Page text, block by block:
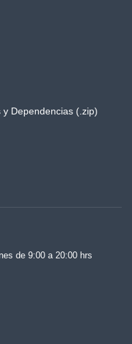
Dependencias (.zip)
de 9:00 a 20:00 hrs